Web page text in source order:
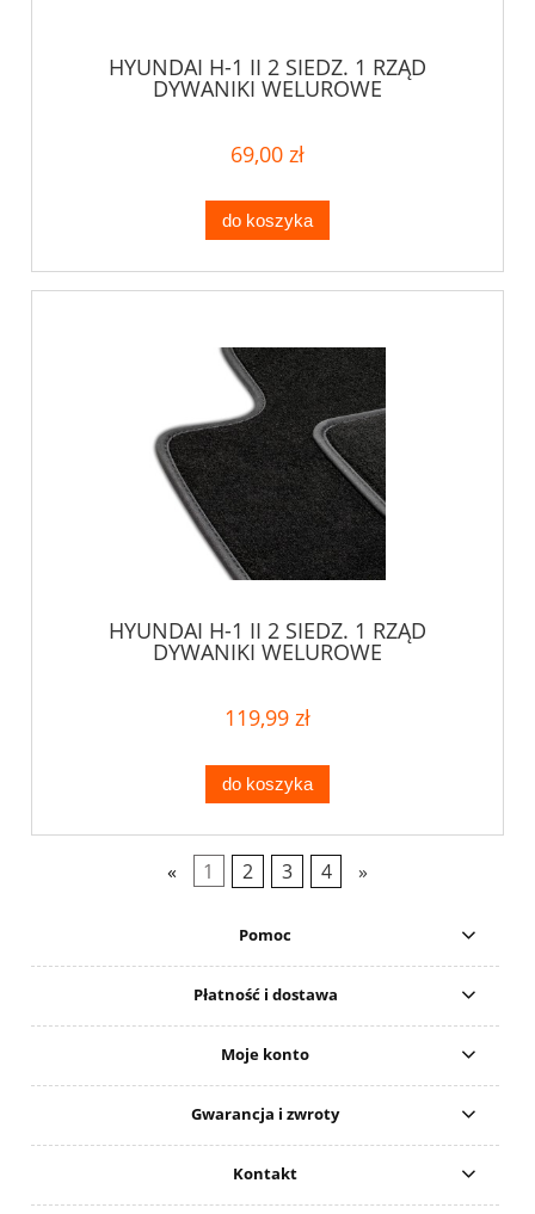
HYUNDAI H-1 II 2 SIEDZ. 1 RZĄD
DYWANIKI WELUROWE
69,00 zł
do koszyka
HYUNDAI H-1 II 2 SIEDZ. 1 RZĄD
DYWANIKI WELUROWE
119,99 zł
do koszyka
« 1 2 3 4 »
Pomoc
Płatność i dostawa
Moje konto
Gwarancja i zwroty
Kontakt